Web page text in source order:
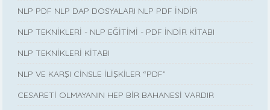
NLP PDF NLP DAP DOSYALARI NLP PDF İNDİR
NLP TEKNİKLERİ - NLP EĞİTİMİ - PDF İNDİR KİTABI
NLP TEKNİKLERİ KİTABI
NLP VE KARŞI CİNSLE İLİŞKİLER “PDF”
CESARETİ OLMAYANIN HEP BİR BAHANESİ VARDIR